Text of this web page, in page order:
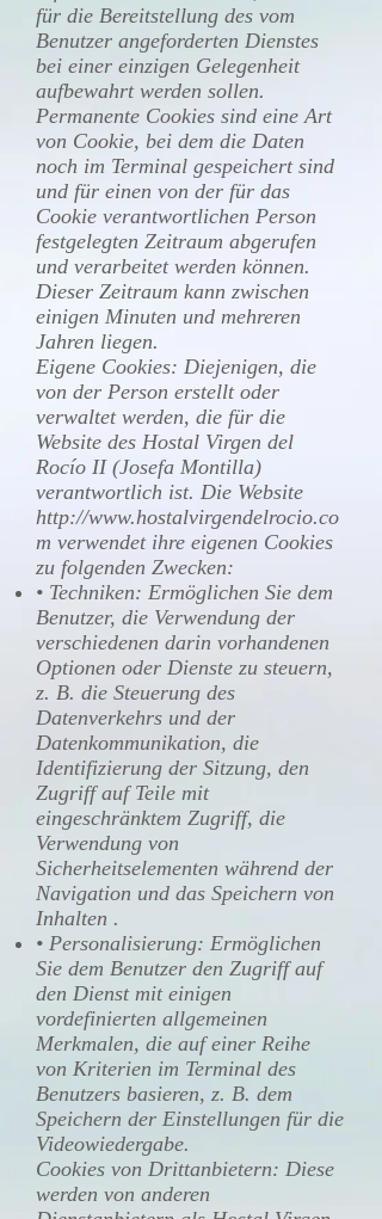
für die Bereitstellung des vom
Benutzer angeforderten Dienstes
bei einer einzigen Gelegenheit
aufbewahrt werden sollen.
Permanente Cookies sind eine Art
von Cookie, bei dem die Daten
noch im Terminal gespeichert sind
und für einen von der für das
Cookie verantwortlichen Person
festgelegten Zeitraum abgerufen
und verarbeitet werden können.
Dieser Zeitraum kann zwischen
einigen Minuten und mehreren
Jahren liegen.
Eigene Cookies: Diejenigen, die
von der Person erstellt oder
verwaltet werden, die für die
Website des Hostal Virgen del
Rocío II (Josefa Montilla)
verantwortlich ist. Die Website
http://www.hostalvirgendelrocio.co
m verwendet ihre eigenen Cookies
zu folgenden Zwecken:
• Techniken: Ermöglichen Sie dem
Benutzer, die Verwendung der
verschiedenen darin vorhandenen
Optionen oder Dienste zu steuern,
z. B. die Steuerung des
Datenverkehrs und der
Datenkommunikation, die
Identifizierung der Sitzung, den
Zugriff auf Teile mit
eingeschränktem Zugriff, die
Verwendung von
Sicherheitselementen während der
Navigation und das Speichern von
Inhalten .
• Personalisierung: Ermöglichen
Sie dem Benutzer den Zugriff auf
den Dienst mit einigen
vordefinierten allgemeinen
Merkmalen, die auf einer Reihe
von Kriterien im Terminal des
Benutzers basieren, z. B. dem
Speichern der Einstellungen für die
Videowiedergabe.
Cookies von Drittanbietern: Diese
werden von anderen